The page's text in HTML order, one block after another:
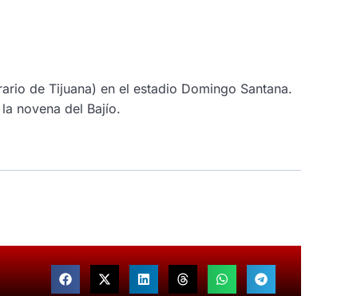
de Tijuana) en el estadio Domingo Santana.
novena del Bajío.